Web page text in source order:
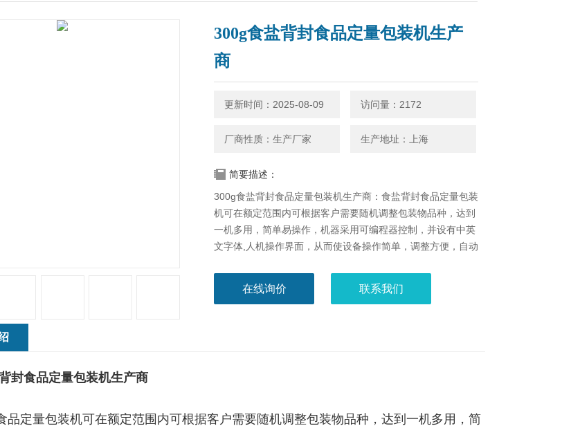
300g食盐背封食品定量包装机生产
商
更新时间：2025-08-09 访问量：2172
厂商性质：生产厂家 生产地址：上海
简要描述：
300g食盐背封食品定量包装机生产商：食盐背封食品定量包装
机​可在额定范围内可根据客户需要随机调整包装物品种，达到
一机多用，简单易操作，机器采用可编程器控制，并设有中英
文字体,人机操作界面，从而使设备操作简单，调整方便，自动
在线询价 联系我们
封食品定量包装机生产商
品定量包装机可在额定范围内可根据客户需要随机调整包装物品种，达到一机多用，简